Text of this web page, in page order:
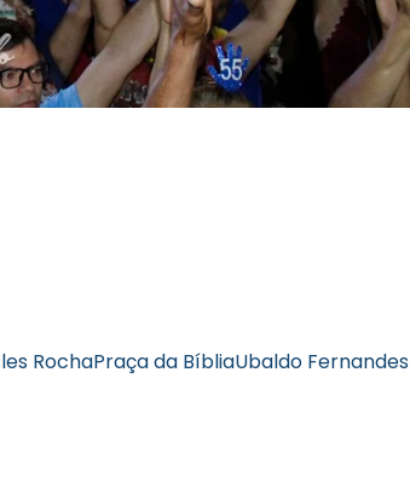
RochaPraça da BíbliaUbaldo Fernandes